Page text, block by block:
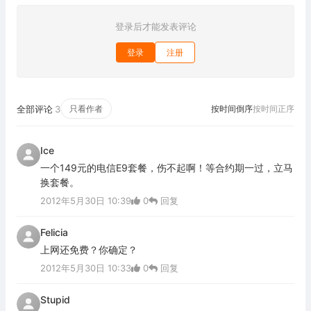
登录后才能发表评论
登录 注册
全部评论 3 只看作者 按时间倒序按时间正序
Ice
一个149元的电信E9套餐，伤不起啊！等合约期一过，立马
换套餐。
2012年5月30日 10:39 0 回复
Felicia
上网还免费？你确定？
2012年5月30日 10:33 0 回复
Stupid